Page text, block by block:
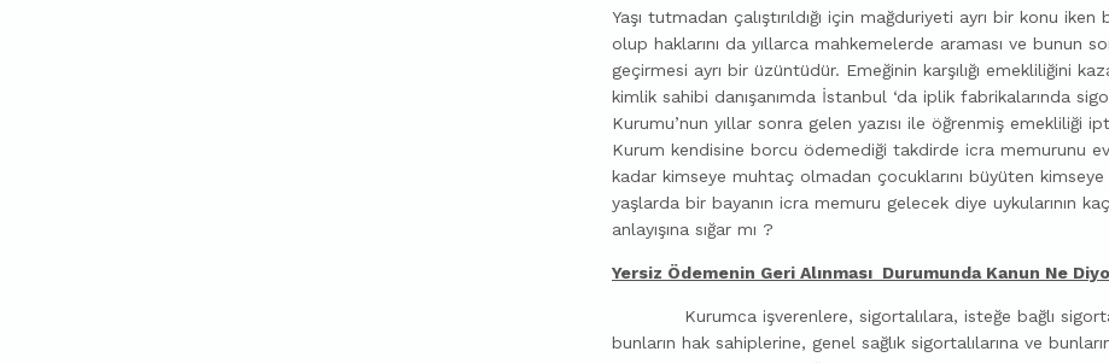
Yaşı tutmadan çalıştırıldığı için mağduriyeti ayrı bir konu
olup haklarını da yıllarca mahkemelerde araması ve bunun
geçirmesi ayrı bir üzüntüdür. Emeğinin karşılığı emekliliğini
kimlik sahibi danışanımda İstanbul ‘da iplik fabrikalarında
Kurumu’nun yıllar sonra gelen yazısı ile öğrenmiş emekliliği
Kurum kendisine borcu ödemediği takdirde icra memurunu
kadar kimseye muhtaç olmadan çocuklarını büyüten
yaşlarda bir bayanın icra memuru gelecek diye uykularının
anlayışına sığar mı ?
Yersiz Ödemenin Geri Alınması Durumunda Kanun Ne
Kurumca işverenlere, sigortalılara, isteğe bağlı
bunların hak sahiplerine, genel sağlık sigortalılarına ve